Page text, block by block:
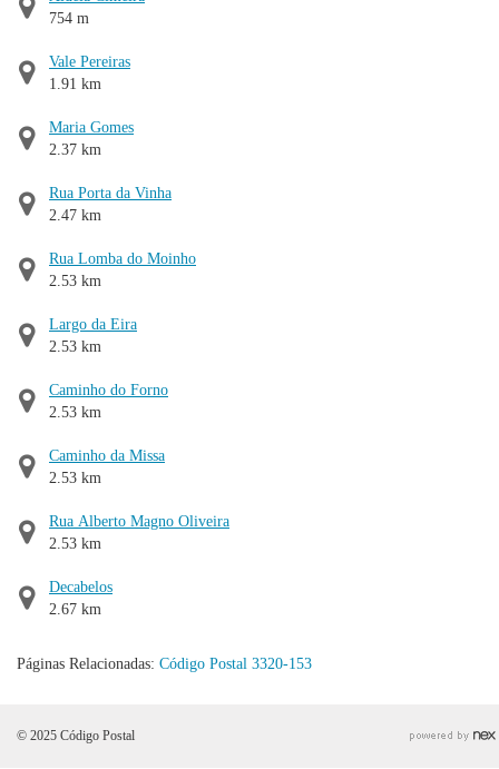
754 m
Vale Pereiras
1.91 km
Maria Gomes
2.37 km
Rua Porta da Vinha
2.47 km
Rua Lomba do Moinho
2.53 km
Largo da Eira
2.53 km
Caminho do Forno
2.53 km
Caminho da Missa
2.53 km
Rua Alberto Magno Oliveira
2.53 km
Decabelos
2.67 km
Páginas Relacionadas: Código Postal 3320-153
© 2025 Código Postal